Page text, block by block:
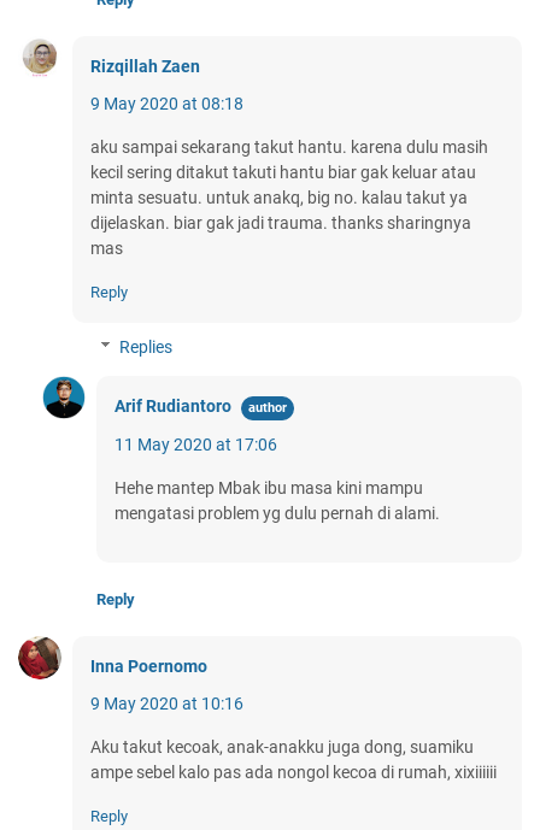
Rizqillah Zaen
9 May 2020 at 08:18
aku sampai sekarang takut hantu. karena dulu masih
kecil sering ditakut takuti hantu biar gak keluar atau
minta sesuatu. untuk anakq, big no. kalau takut ya
dijelaskan. biar gak jadi trauma. thanks sharingnya
mas
Reply
Replies
Arif Rudiantoro
11 May 2020 at 17:06
Hehe mantep Mbak ibu masa kini mampu
mengatasi problem yg dulu pernah di alami.
Reply
Inna Poernomo
9 May 2020 at 10:16
Aku takut kecoak, anak-anakku juga dong, suamiku
ampe sebel kalo pas ada nongol kecoa di rumah, xixiiiiii
Reply